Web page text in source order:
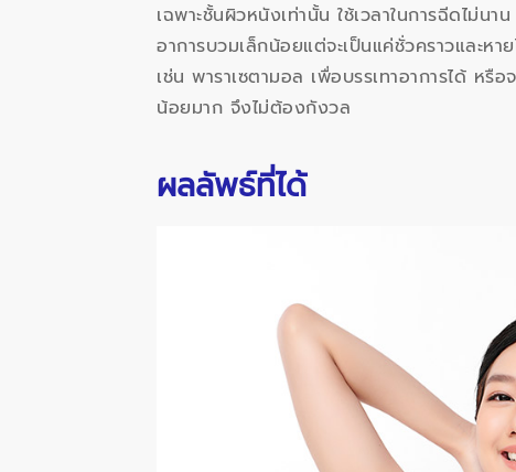
เฉพาะชั้นผิวหนังเท่านั้น ใช้เวลาในการฉีดไม่น
อาการบวมเล็กน้อยแต่จะเป็นแค่ชั่วคราวและห
เช่น พาราเซตามอล เพื่อบรรเทาอาการได้ หรื
น้อยมาก จึงไม่ต้องกังวล
ผลลัพธ์ที่ได้